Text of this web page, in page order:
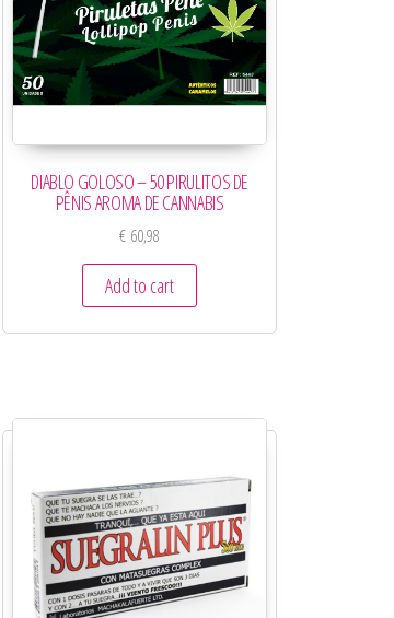
DIABLO GOLOSO – 50 PIRULITOS DE
PÊNIS AROMA DE CANNABIS
€ 60,98
Add to cart